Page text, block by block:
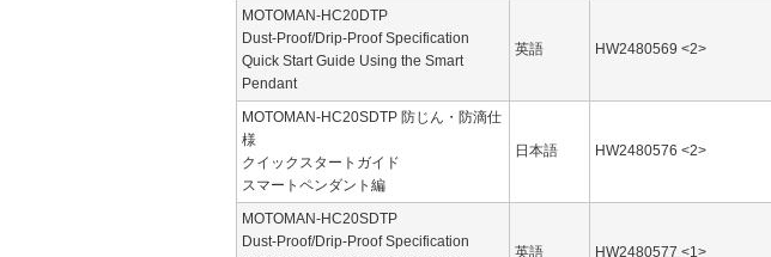
MOTOMAN-HC20DTP
Dust-Proof/Drip-Proof Specification
Quick Start Guide Using the Smart
Pendant
英語 HW2480569 <2>
MOTOMAN-HC20SDTP 防じん・防滴仕
様
クイックスタートガイド
スマートペンダント編
日本語 HW2480576 <2>
MOTOMAN-HC20SDTP
Dust-Proof/Drip-Proof Specification
英語 HW2480577 <1>